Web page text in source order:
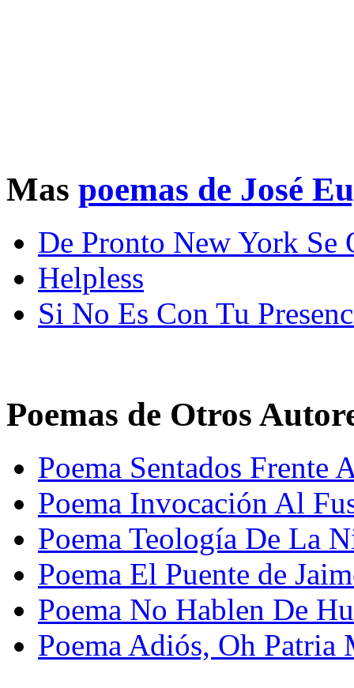
Mas poemas de José
De Pronto New York Se
Helpless
Si No Es Con Tu
Poemas de Otros
Poema Sentados Frente
Poema Invocación Al
Poema Teología De La
Poema El Puente de
Poema No Hablen De
Poema Adiós, Oh